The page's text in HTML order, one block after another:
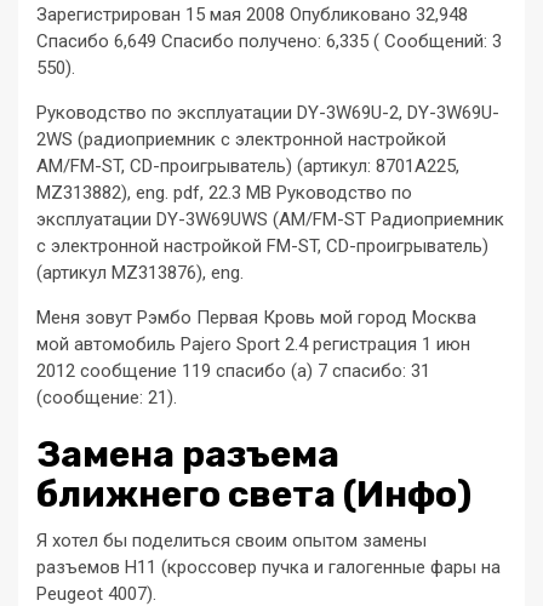
Зарегистрирован 15 мая 2008 Опубликовано 32,948
Спасибо 6,649 Спасибо получено: 6,335 ( Сообщений: 3
550).
Руководство по эксплуатации DY-3W69U-2, DY-3W69U-
2WS (радиоприемник с электронной настройкой
AM/FM-ST, CD-проигрыватель) (артикул: 8701A225,
MZ313882), eng. pdf, 22.3 MB Руководство по
эксплуатации DY-3W69UWS (AM/FM-ST Радиоприемник
с электронной настройкой FM-ST, CD-проигрыватель)
(артикул MZ313876), eng.
Меня зовут Рэмбо Первая Кровь мой город Москва
мой автомобиль Pajero Sport 2.4 регистрация 1 июн
2012 сообщение 119 спасибо (a) 7 спасибо: 31
(сообщение: 21).
Замена разъема
ближнего света (Инфо)
Я хотел бы поделиться своим опытом замены
разъемов H11 (кроссовер пучка и галогенные фары на
Peugeot 4007).